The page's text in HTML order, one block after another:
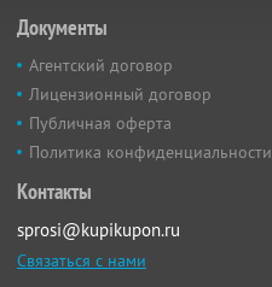
Документы
Агентский договор
Лицензионный договор
Публичная оферта
Политика конфиденциальности
Контакты
sprosi@kupikupon.ru
Связаться с нами